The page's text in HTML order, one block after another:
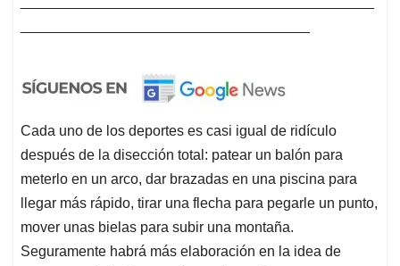
Cada uno de los deportes es casi igual de ridículo
después de la disección total: patear un balón para
meterlo en un arco, dar brazadas en una piscina para
llegar más rápido, tirar una flecha para pegarle un punto,
mover unas bielas para subir una montaña.
Seguramente habrá más elaboración en la idea de